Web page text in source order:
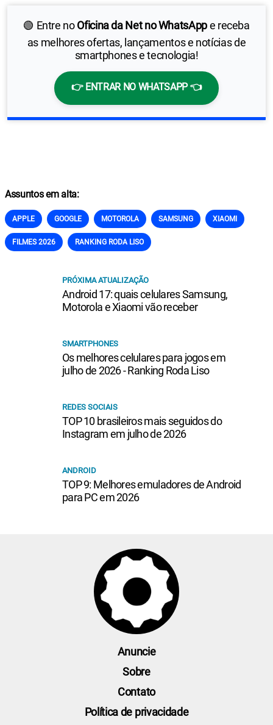
🟢 Entre noOficina da Net no WhatsAppe receba
as melhores ofertas, lançamentos e notícias de
smartphones e tecnologia!
👉 ENTRAR NO WHATSAPP 👈
Assuntos em alta:
APPLE GOOGLE MOTOROLA SAMSUNG XIAOMI
FILMES 2026 RANKING RODA LISO
PRÓXIMA ATUALIZAÇÃO
Android 17: quais celulares Samsung,
Motorola e Xiaomi vão receber
SMARTPHONES
Os melhores celulares para jogos em
julho de 2026 - Ranking Roda Liso
REDES SOCIAIS
TOP 10 brasileiros mais seguidos do
Instagram em julho de 2026
ANDROID
TOP 9: Melhores emuladores de Android
para PC em 2026
Anuncie
Sobre
Contato
Política de privacidade